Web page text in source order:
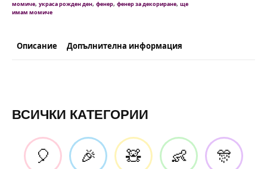
момиче, украса рожден ден, фенер, фенер за декориране, ще
имам момиче
Описание Допълнителна информация
ВСИЧКИ КАТЕГОРИИ
🎈 🎉 🧸 👶 🎊